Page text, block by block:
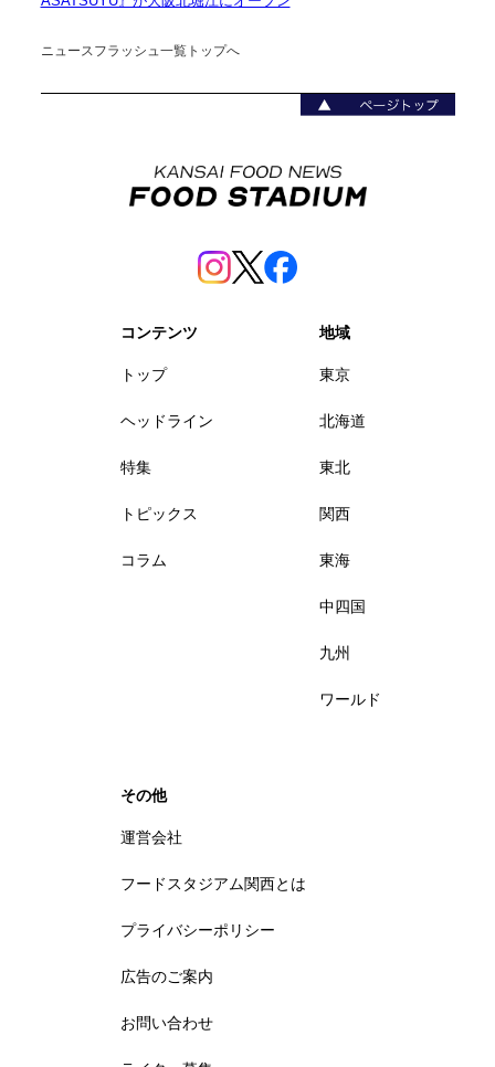
ニュースフラッシュ一覧トップへ
コンテンツ
トップ
ヘッドライン
特集
トピックス
コラム
地域
東京
北海道
東北
関西
東海
中四国
九州
ワールド
その他
運営会社
フードスタジアム関西とは
プライバシーポリシー
広告のご案内
お問い合わせ